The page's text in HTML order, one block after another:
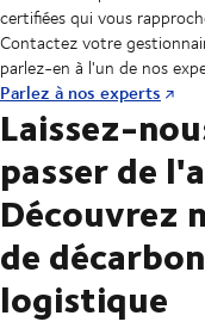
certifiées qui vous
Contactez votre
parlez-en à l'un de nos
Parlez à nos experts
Laissez-
passer de
Découvrez
de
logistique